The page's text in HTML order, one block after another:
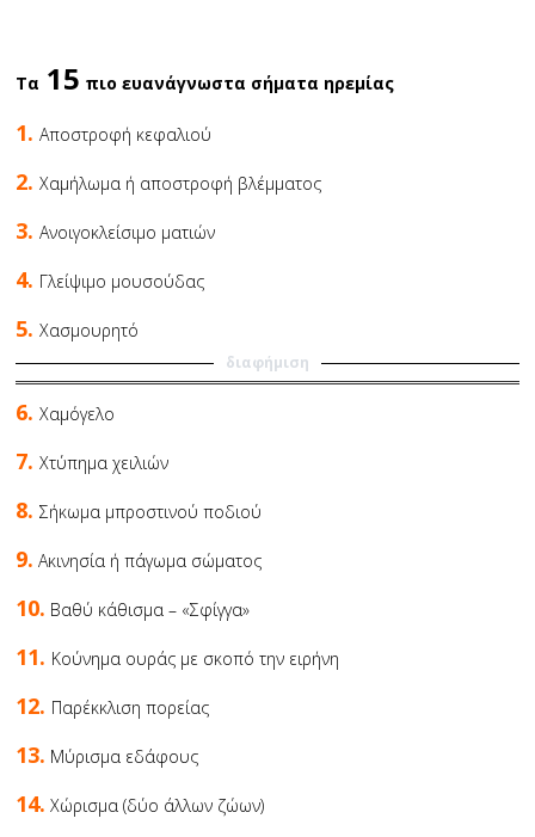
Τα 15 πιο ευανάγνωστα σήματα ηρεμίας
1. Αποστροφή κεφαλιού
2. Χαμήλωμα ή αποστροφή βλέμματος
3.Ανοιγοκλείσιμο ματιών
4. Γλείψιμο μουσούδας
5. Χασμουρητό
διαφήμιση
6. Χαμόγελο
7. Χτύπημα χειλιών
8. Σήκωμα μπροστινού ποδιού
9. Ακινησία ή πάγωμα σώματος
10. Βαθύ κάθισμα – «Σφίγγα»
11. Κούνημα ουράς με σκοπό την ειρήνη
12. Παρέκκλιση πορείας
13. Mύρισμα εδάφους
14. Χώρισμα (δύο άλλων ζώων)